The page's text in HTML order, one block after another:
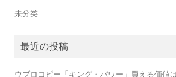
未分类
最近の投稿
ウブロコピー「キング・パワー」買える価値